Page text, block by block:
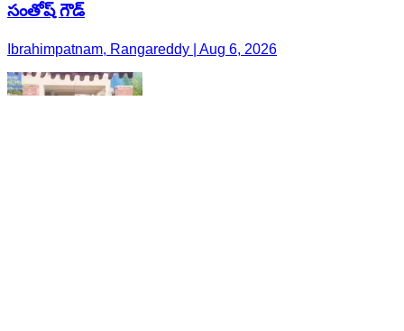
సంతోష్ గౌడ్
Ibrahimpatnam, Rangareddy | Aug 6, 2026